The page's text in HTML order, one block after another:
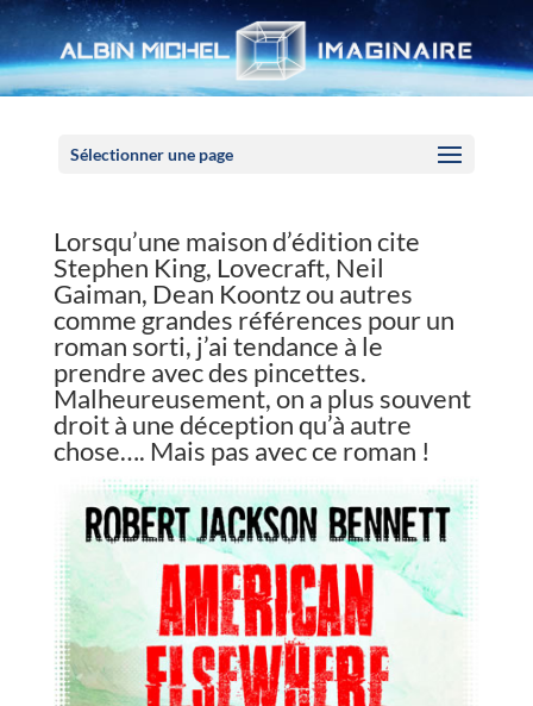
Sélectionner une page
Lorsqu’une maison d’édition cite
Stephen King, Lovecraft, Neil
Gaiman, Dean Koontz ou autres
comme grandes références pour un
roman sorti, j’ai tendance à le
prendre avec des pincettes.
Malheureusement, on a plus souvent
droit à une déception qu’à autre
chose…. Mais pas avec ce roman !
Panneau de gestion des cookies